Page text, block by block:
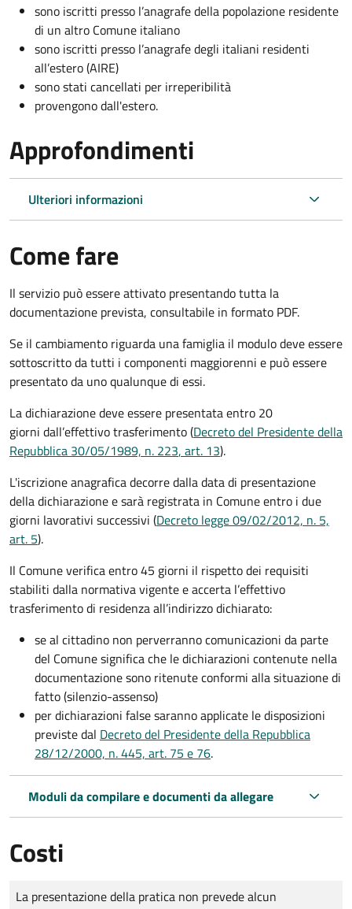
sono iscritti presso l’anagrafe della popolazione residente
di un altro Comune italiano
sono iscritti presso l’anagrafe degli italiani residenti
all’estero (AIRE)
sono stati cancellati per irreperibilità
provengono dall'estero.
Approfondimenti
Ulteriori informazioni
Come fare
Il servizio può essere attivato presentando tutta la
documentazione prevista, consultabile in formato PDF.
Se il cambiamento riguarda una famiglia il modulo deve essere
sottoscritto da tutti i componenti maggiorenni e può essere
presentato da uno qualunque di essi.
La dichiarazione deve essere presentata entro 20
giorni dall’effettivo trasferimento (Decreto del Presidente della
Repubblica 30/05/1989, n. 223, art. 13).
L'iscrizione anagrafica decorre dalla data di presentazione
della dichiarazione e sarà registrata in Comune entro i due
giorni lavorativi successivi (Decreto legge 09/02/2012, n. 5,
art. 5).
Il Comune verifica entro45 giorni il rispetto dei requisiti
stabiliti dalla normativa vigente e accerta l’effettivo
trasferimento di residenza all’indirizzo dichiarato:
se al cittadino non perverranno comunicazioni da parte
del Comune significa che le dichiarazioni contenute nella
documentazione sono ritenute conformi alla situazione di
fatto (silenzio-assenso)
per dichiarazioni false saranno applicate le disposizioni
previste dal Decreto del Presidente della Repubblica
28/12/2000, n. 445, art. 75 e 76.
Moduli da compilare e documenti da allegare
Costi
Tipo di pagamento
Importo
La presentazione della pratica non prevede alcun